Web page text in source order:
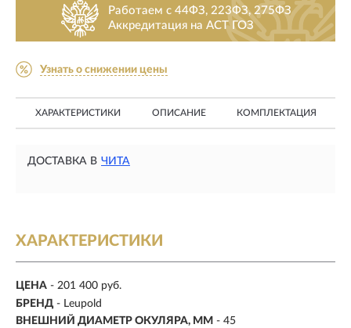
Работаем с 44ФЗ, 223ФЗ, 275ФЗ
Аккредитация на АСТ ГОЗ
Узнать о снижении цены
ХАРАКТЕРИСТИКИ ОПИСАНИЕ КОМПЛЕКТАЦИЯ
ДОСТАВКА В ЧИТА
ХАРАКТЕРИСТИКИ
ЦЕНА - 201 400 руб.
БРЕНД - Leupold
ВНЕШНИЙ ДИАМЕТР ОКУЛЯРА, ММ - 45